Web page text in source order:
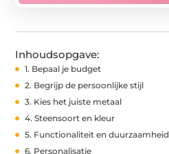
Inhoudsopgave:
1. Bepaal je budget
2. Begrijp de persoonlijke stijl
3. Kies het juiste metaal
4. Steensoort en kleur
5. Functionaliteit en duurzaamheid
6. Personalisatie